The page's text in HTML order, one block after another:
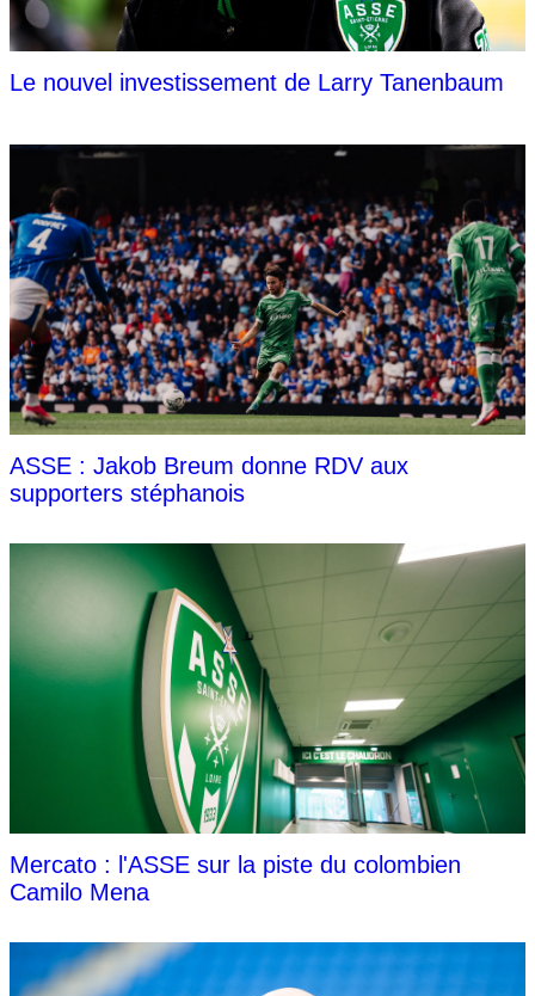
Le nouvel investissement de Larry Tanenbaum
ASSE : Jakob Breum donne RDV aux
supporters stéphanois
Mercato : l'ASSE sur la piste du colombien
Camilo Mena